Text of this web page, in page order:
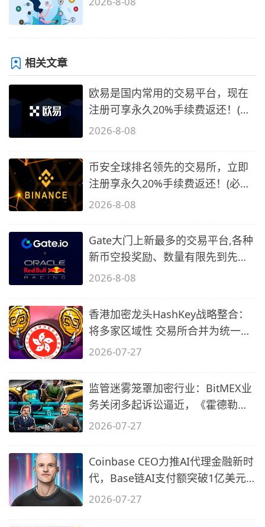
相关文章
欧易是国内常用的交易平台，现在
注册可享永久20%手续费返还！(必
备1)
2026-8-08
币安全球排名领先的交易所，立即
注册享永久20%手续费返还！(必备
2)
2026-8-08
Gate大门上新最多的交易平台,各种
新币空投奖励、数量有限先到先
得…
2026-8-08
香港加密龙头HashKey战略整合：
将多家区域性 交易所合并为统一平
台加速
2026-07-27
监管迷雾笼罩加密行业：BitMEX业
务关闭多起诉讼逼近，《霍德勒文
摘》7
2026-07-27
Coinbase CEO力推AI代理金融新时
代，Base链AI支付额突破1亿美元
大关
2026-07-27